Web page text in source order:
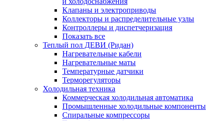
Клапаны и электроприводы
Коллекторы и распределительные узлы
Контроллеры и диспетчеризация
Показать все
Теплый пол ДЕВИ (Ридан)
Нагревательные кабели
Нагревательные маты
Температурные датчики
Терморегуляторы
Холодильная техника
Коммерческая холодильная автоматика
Промышленные холодильные компоненты
Спиральные компрессоры